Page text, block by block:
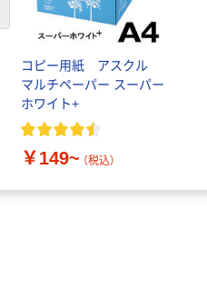
コピー用紙 アスクル
マルチペーパー スーパー
ホワイト+
￥149~ （税込）
前のスライドへ￥358~ （税込）
本気プライス
大塚製薬工場
経口補水液 オー
エスワン（OS-1）
￥159~ （税込）